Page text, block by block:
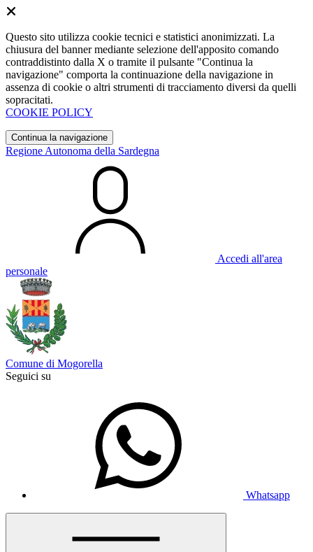
Questo sito utilizza cookie tecnici e statistici anonimizzati. La
chiusura del banner mediante selezione dell'apposito comando
contraddistinto dalla X o tramite il pulsante "Continua la
navigazione" comporta la continuazione della navigazione in
assenza di cookie o altri strumenti di tracciamento diversi da quelli
sopracitati.
COOKIE POLICY
Continua la navigazione
Regione Autonoma della Sardegna
Accedi all'area
personale
Comune di Mogorella
Seguici su
Whatsapp